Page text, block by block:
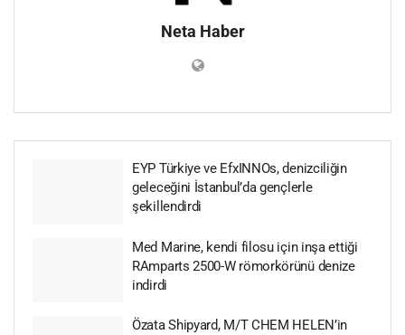
Neta Haber
EYP Türkiye ve EfxINNOs, denizciliğin
geleceğini İstanbul’da gençlerle
şekillendirdi
Med Marine, kendi filosu için inşa ettiği
RAmparts 2500-W römorkörünü denize
indirdi
Özata Shipyard, M/T CHEM HELEN’in